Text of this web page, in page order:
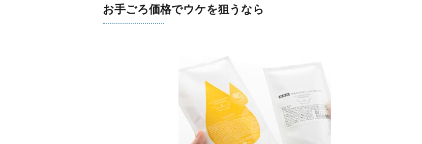
お手ごろ価格でウケを狙うなら